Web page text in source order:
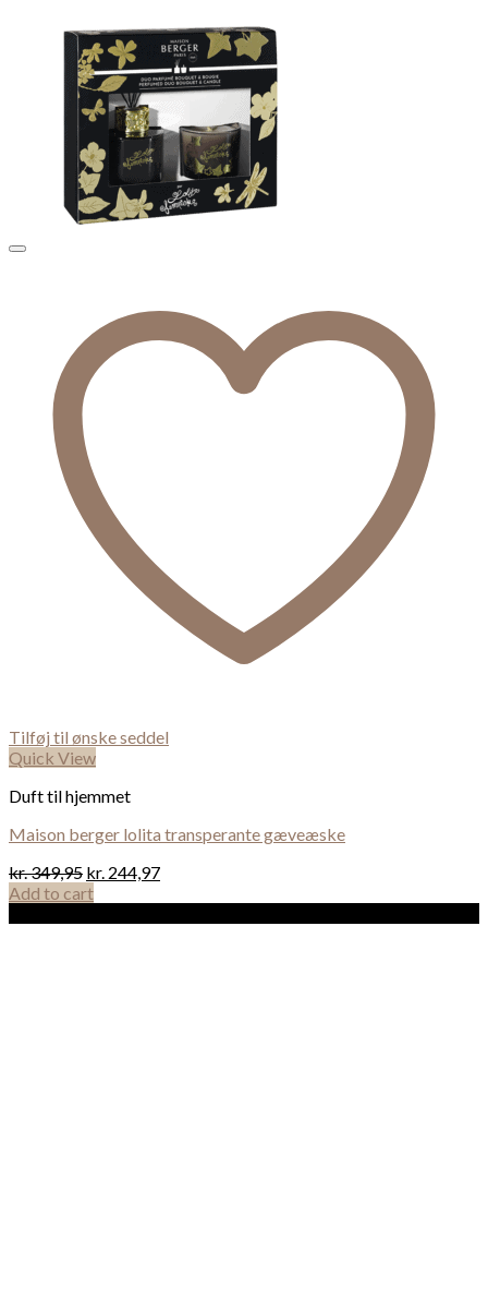
Tilføj til ønske seddel
Quick View
Duft til hjemmet
Maison berger lolita transperante gæveæske
kr.349,95 kr. 244,97
Add to cart